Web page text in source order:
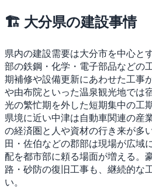
🏗 大分県の建設事情
県内の建設需要は大分市を中心と
部の鉄鋼・化学・電子部品などの
期補修や設備更新にあわせた工事
や由布院といった温泉観光地では
光の繁忙期を外した短期集中の工
県境に近い中津は自動車関連の産
の経済圏と人や資材の行き来が多
田・佐伯などの郡部は現場が広域
配を都市部に頼る場面が増える。
路・砂防の復旧工事も、継続的な
い。